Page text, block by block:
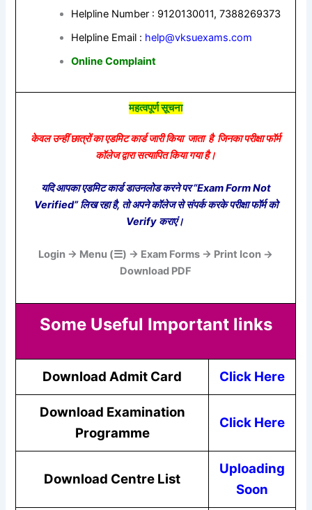
Helpline Number : 9120130011, 7388269373
Helpline Email : help@vksuexams.com
Online Complaint
महत्वपूर्ण सूचना
केवल उन्हीं छात्रों का एडमिट कार्ड जारी किया जाता है जिनका परीक्षा फॉर्म
कॉलेज द्वारा सत्यापित किया गया है।
यदि आपका एडमिट कार्ड डाउनलोड करने पर “Exam Form Not
Verified” लिख रहा है, तो अपने कॉलेज से संपर्क करके परीक्षा फॉर्म को
Verify कराएं।
Login → Menu (☰) → Exam Forms → Print Icon →
Download PDF
Some Useful Important links
Download Admit Card Click Here
Download Examination
Programme
Click Here
Download Centre List
Uploading
Soon